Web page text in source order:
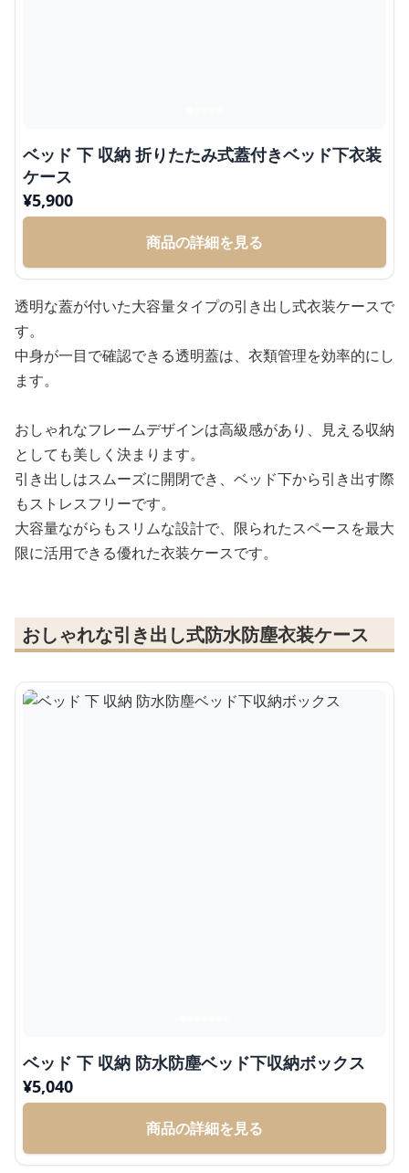
ベッド 下 収納 折りたたみ式蓋付きベッド下衣装
ケース
¥5,900
商品の詳細を見る
透明な蓋が付いた大容量タイプの引き出し式衣装ケースで
す。
中身が一目で確認できる透明蓋は、衣類管理を効率的にし
ます。
おしゃれなフレームデザインは高級感があり、見える収納
としても美しく決まります。
引き出しはスムーズに開閉でき、ベッド下から引き出す際
もストレスフリーです。
大容量ながらもスリムな設計で、限られたスペースを最大
限に活用できる優れた衣装ケースです。
おしゃれな引き出し式防水防塵衣装ケース
ベッド 下 収納 防水防塵ベッド下収納ボックス
¥5,040
商品の詳細を見る